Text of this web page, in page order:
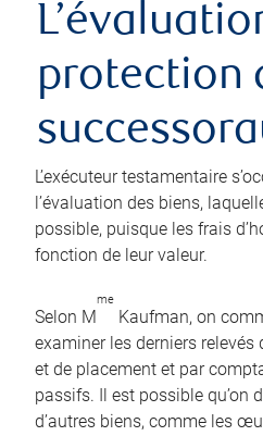
protection
L’exécuteur testamentaire
l’évaluation des biens,
possible, puisque les frais
fonction de leur valeur.
Selon M
me
Kaufman, on
examiner les derniers
et de placement et par
passifs. Il est possible qu’on
d’autres biens, comme les